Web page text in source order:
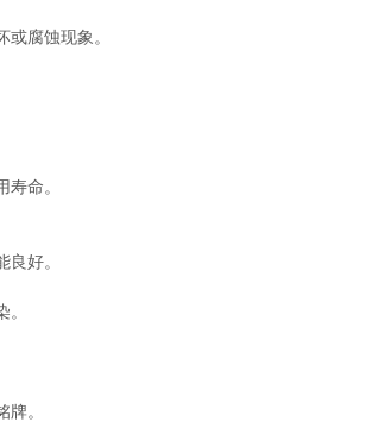
腐蚀现象。
命。
好。
。